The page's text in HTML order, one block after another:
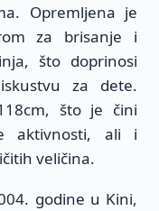
Opremljena je
za brisanje i
što doprinosi
za dete.
što je čini
aktivnosti, ali i
veličina.
godine u Kini,